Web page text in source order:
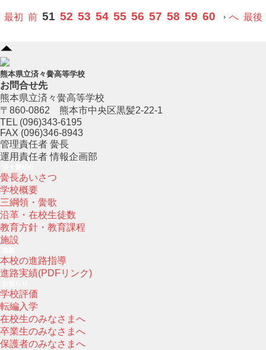
最初 前 51 52 53 54 55 56 57 58 59 60 へ 最後
熊本県立済々黌高等学校
お問合せ先
熊本県立済々黌高等学校
〒860-0862 熊本市中央区黒髪2-22-1
TEL (096)343-6195
FAX (096)346-8943
管理責任者 黌長
運用責任者 情報企画部
黌長あいさつ
学校概要
三綱領・黌歌
沿革・在校生徒数
教育方針・教育課程
施設
本校の進路指導
進路実績(PDFリンク)
学校評価
転編入学
在校生のみなさまへ
卒業生のみなさまへ
保護者のみなさまへ